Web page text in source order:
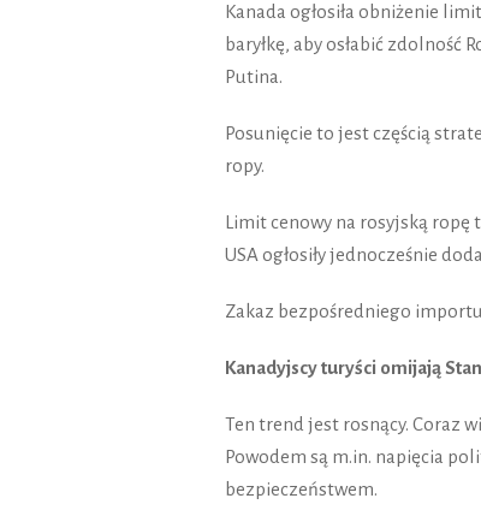
Kanada ogłosiła obniżenie
baryłkę, aby osłabić
Putina.
Posunięcie to jest częścią
ropy.
Limit cenowy na rosyjską
USA ogłosiły jednocześnie
Zakaz bezpośredniego
Kanadyjscy turyści omijają
Ten trend jest rosnący. Coraz
Powodem są m.in. napięcia
bezpieczeństwem.